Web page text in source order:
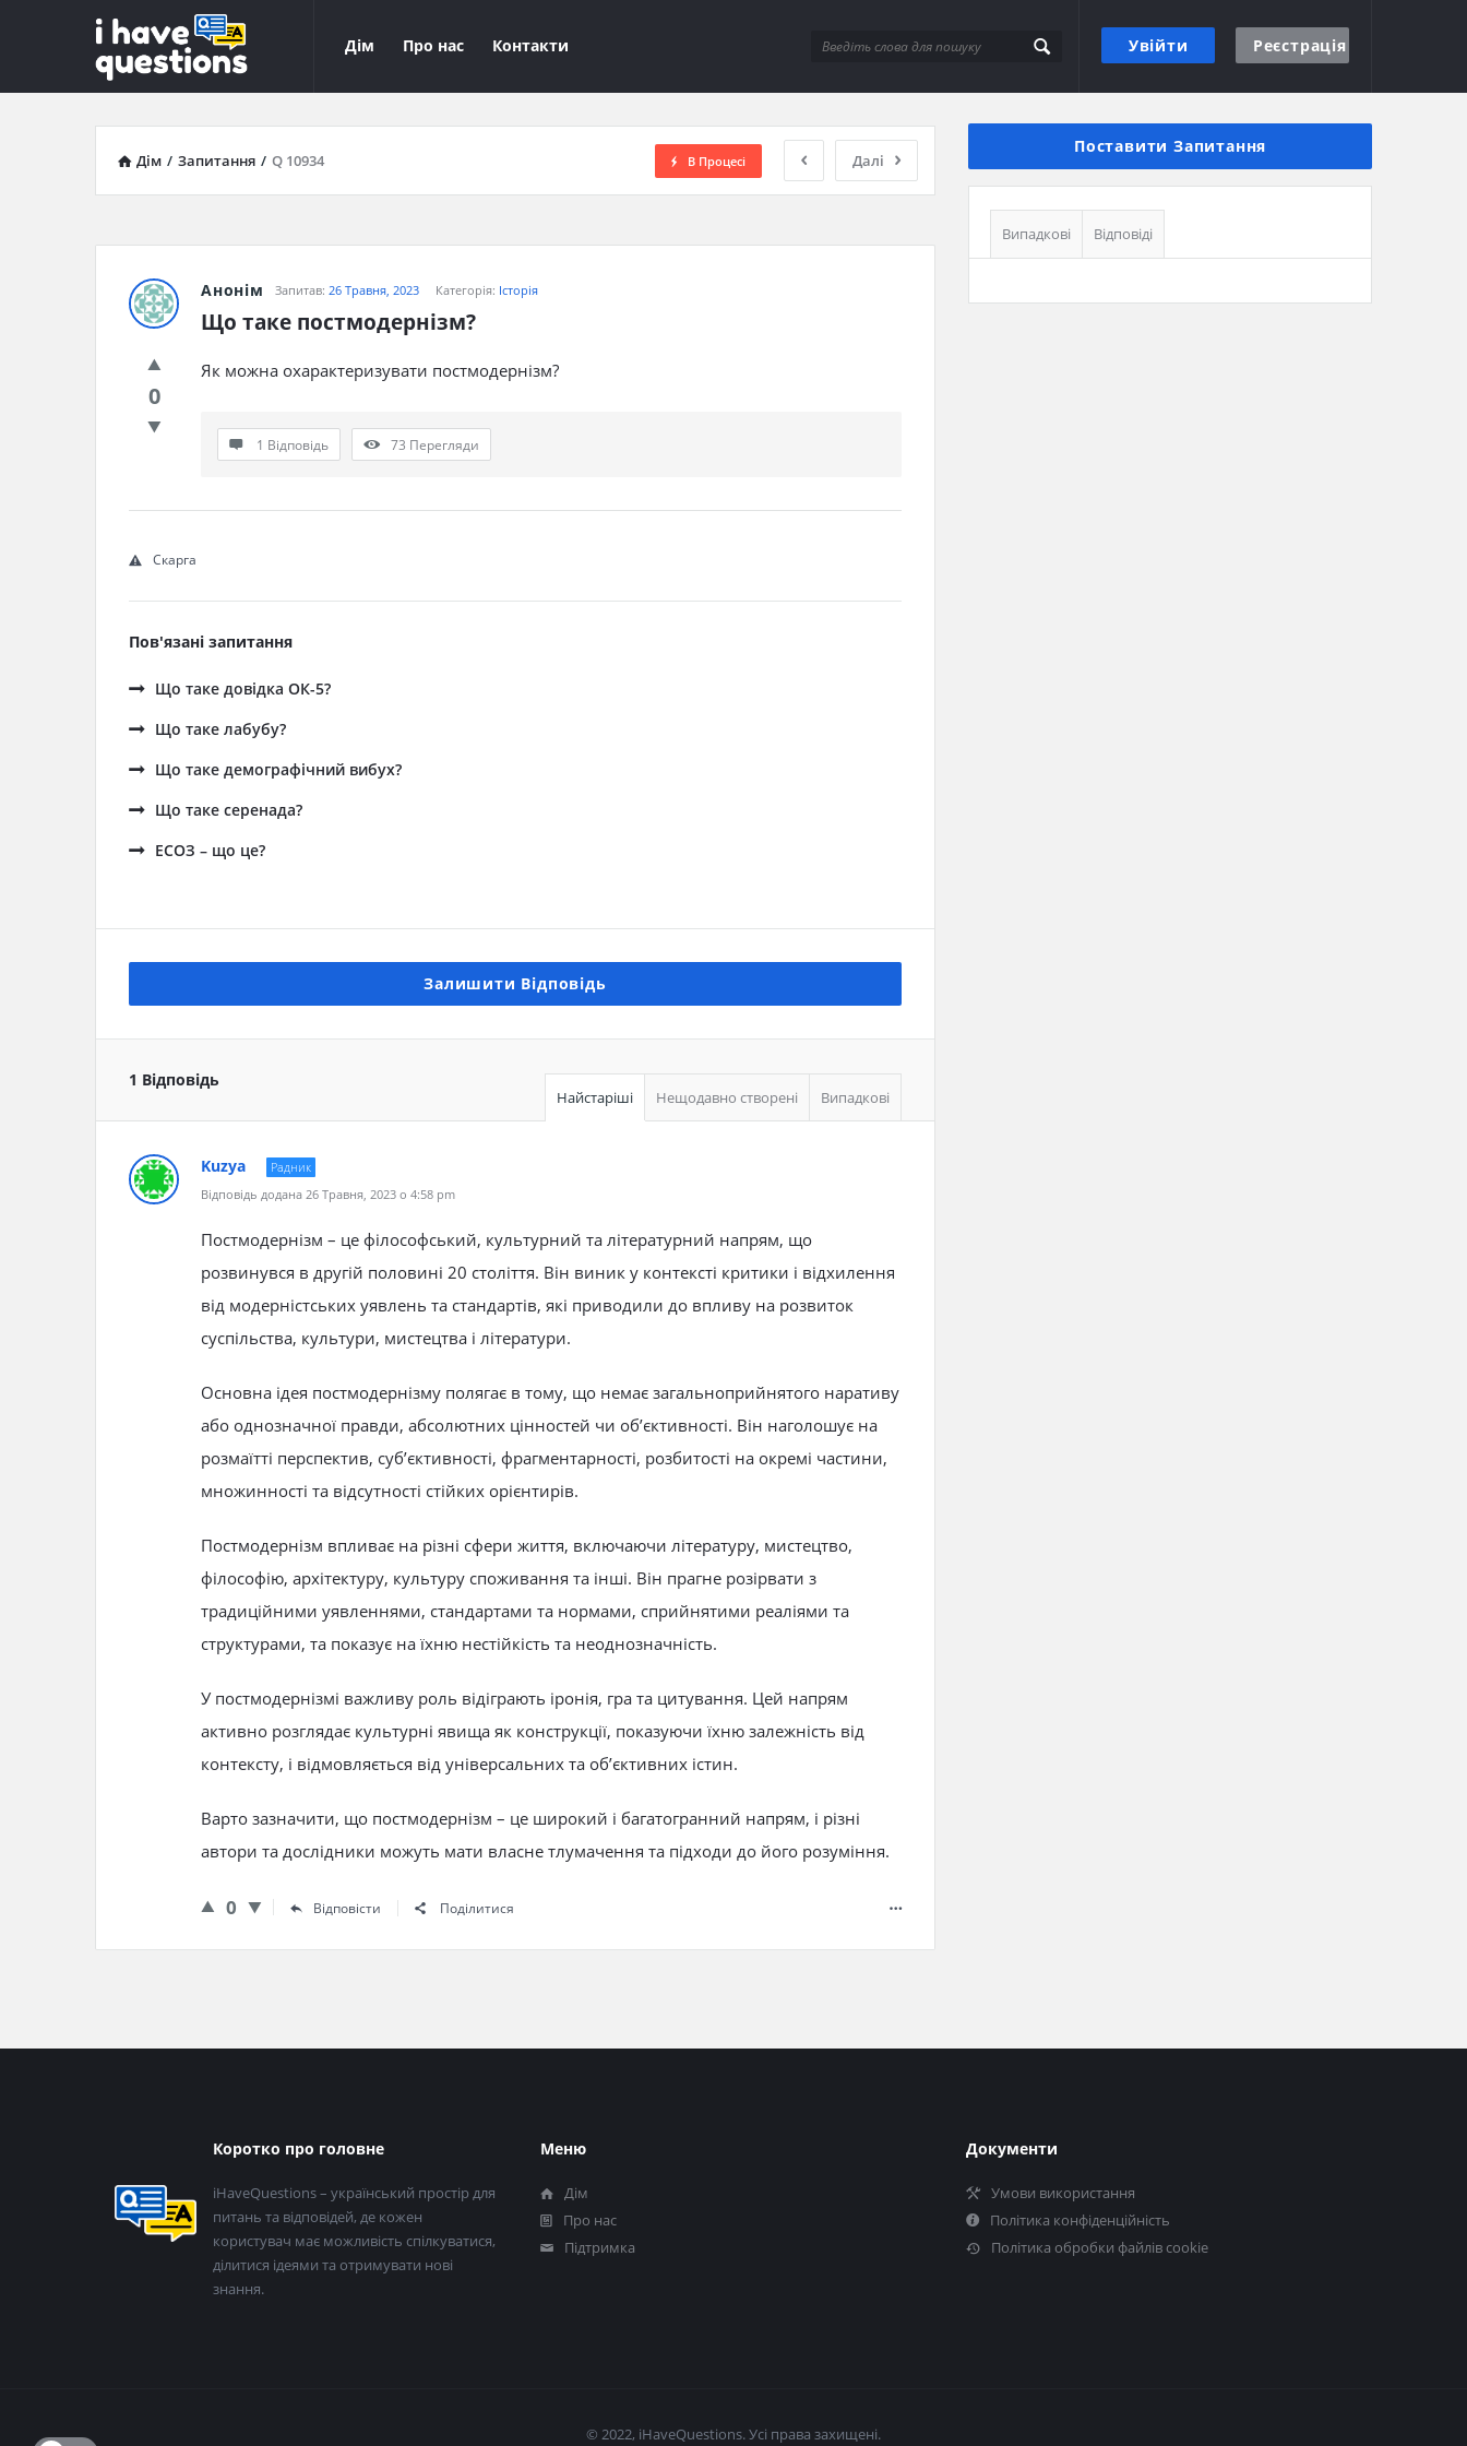
Увійти Реєстрація
iHaveQuestions
Навігація
Дім Про нас Контакти
Дім / Запитання / Q 10934 Далі
В Процесі
Анонім Запитав: 26 Травня, 2023 Категорія: Історія
Що таке постмодернізм?
0
Як можна охарактеризувати постмодернізм?
1 Відповідь 73 Перегляди
Скарга
Пов'язані запитання
Що таке довідка ОК-5?
Що таке лабубу?
Що таке демографічний вибух?
Що таке серенада?
ЕСОЗ – що це?
Залишити Відповідь
1 Відповідь
Найстаріші Нещодавно створені Випадкові
Kuzya
Радник
Відповідь додана 26 Травня, 2023 о 4:58 pm
Постмодернізм – це філософський, культурний та літературний напрям, що
розвинувся в другій половині 20 століття. Він виник у контексті критики і відхилення
від модерністських уявлень та стандартів, які приводили до впливу на розвиток
суспільства, культури, мистецтва і літератури.
Основна ідея постмодернізму полягає в тому, що немає загальноприйнятого наративу
або однозначної правди, абсолютних цінностей чи об’єктивності. Він наголошує на
розмаїтті перспектив, суб’єктивності, фрагментарності, розбитості на окремі частини,
множинності та відсутності стійких орієнтирів.
Постмодернізм впливає на різні сфери життя, включаючи літературу, мистецтво,
філософію, архітектуру, культуру споживання та інші. Він прагне розірвати з
традиційними уявленнями, стандартами та нормами, сприйнятими реаліями та
структурами, та показує на їхню нестійкість та неоднозначність.
У постмодернізмі важливу роль відіграють іронія, гра та цитування. Цей напрям
активно розглядає культурні явища як конструкції, показуючи їхню залежність від
контексту, і відмовляється від універсальних та об’єктивних істин.
Варто зазначити, що постмодернізм – це широкий і багатогранний напрям, і різні
автори та дослідники можуть мати власне тлумачення та підходи до його розуміння.
0 Відповісти Поділитися
Поставити Запитання
Випадкові Відповіді
колонтитул
Коротко про головне
iHaveQuestions – український простір для
питань та відповідей, де кожен
користувач має можливість спілкуватися,
ділитися ідеями та отримувати нові
знання.
Меню
Дім
Про нас
Підтримка
Документи
Умови використання
Політика конфіденційність
Політика обробки файлів cookie
© 2022, iHaveQuestions. Усі права захищені.